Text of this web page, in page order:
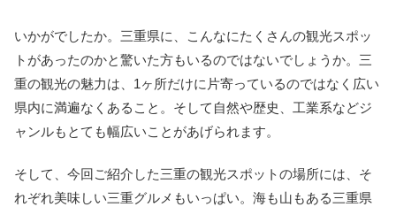
いかがでしたか。三重県に、こんなにたくさんの観光スポッ
トがあったのかと驚いた方もいるのではないでしょうか。三
重の観光の魅力は、1ヶ所だけに片寄っているのではなく広い
県内に満遍なくあること。そして自然や歴史、工業系などジ
ャンルもとても幅広いことがあげられます。
そして、今回ご紹介した三重の観光スポットの場所には、そ
れぞれ美味しい三重グルメもいっぱい。海も山もある三重県